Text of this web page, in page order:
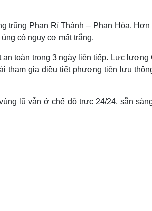
Tư vấn
ảnh
Giải trí
Nghệ sĩ
trũng Phan Rí Thành – Phan Hòa. Hơn
có nguy cơ mất trắng.
toàn trong 3 ngày liên tiếp. Lực lượng
tham gia điều tiết phương tiện lưu
lũ vẫn ở chế độ trực 24/24, sẵn